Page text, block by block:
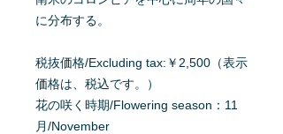
に分布する。
税抜価格/Excluding tax:￥2,500（表示
価格は、税込です。）
花の咲く時期/Flowering season：11
月/November